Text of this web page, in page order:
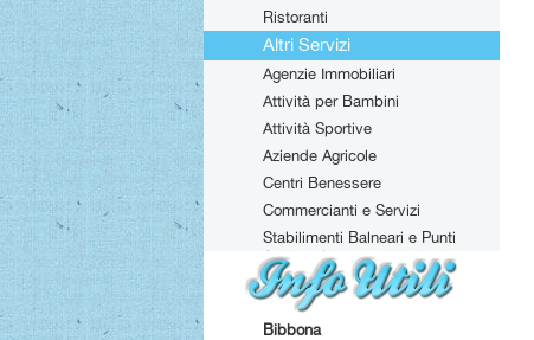
Ristoranti
Altri Servizi
Agenzie Immobiliari
Attività per Bambini
Attività Sportive
Aziende Agricole
Centri Benessere
Commercianti e Servizi
Stabilimenti Balneari e Punti
Attrezzati
Bibbona